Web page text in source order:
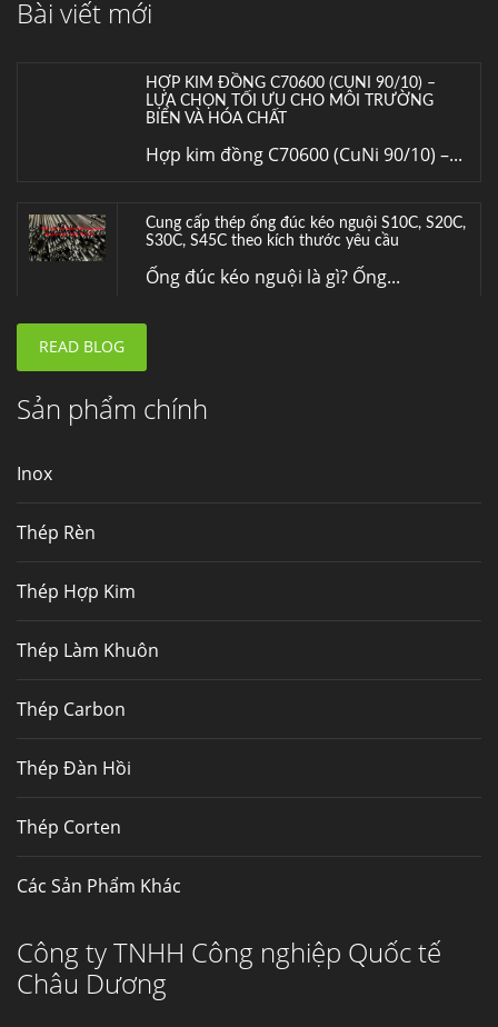
Bài viết mớiInox (thép không gỉ) là một trong...
HỢP KIM ĐỒNG C70600 (CUNI 90/10) –
LỰA CHỌN TỐI ƯU CHO MÔI TRƯỜNG
BIỂN VÀ HÓA CHẤT
Hợp kim đồng C70600 (CuNi 90/10) –...
Cung cấp thép ống đúc kéo nguội S10C, S20C,
S30C, S45C theo kích thước yêu cầu
Ống đúc kéo nguội là gì? Ống...
Fengyang là một trong những nhà
Thép Fengyang
READ BLOG
Sản phẩm chính
Inox
Thép Rèn
Thép Hợp Kim
Thép Làm Khuôn
Thép Carbon
Thép Đàn Hồi
Thép Corten
Các Sản Phẩm Khác
Công ty TNHH Công nghiệp Quốc tế
Châu Dương